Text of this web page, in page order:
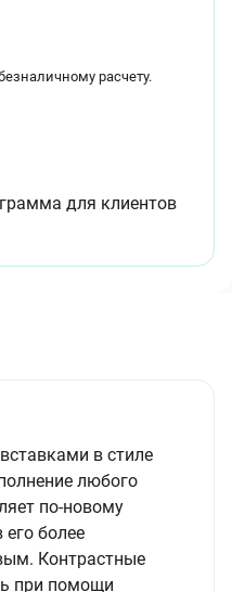
расчету.
для клиентов
в стиле
любого
по-новому
его более
Контрастные
при помощи